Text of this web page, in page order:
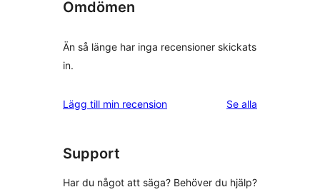
Omdömen
Än så länge har inga recensioner skickats
in.
Lägg till min recension Se alla
Support
Har du något att säga? Behöver du hjälp?